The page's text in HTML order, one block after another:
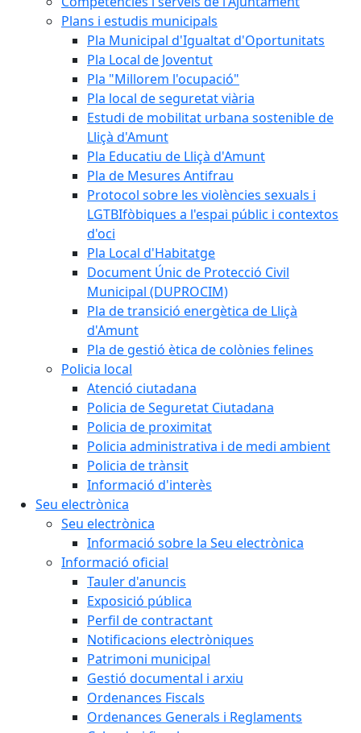
Plans i estudis municipals
Pla Municipal d'Igualtat d'Oportunitats
Pla Local de Joventut
Pla "Millorem l'ocupació"
Pla local de seguretat viària
Estudi de mobilitat urbana sostenible de
Lliçà d'Amunt
Pla Educatiu de Lliçà d'Amunt
Pla de Mesures Antifrau
Protocol sobre les violències sexuals i
LGTBIfòbiques a l'espai públic i contextos
d'oci
Pla Local d'Habitatge
Document Únic de Protecció Civil
Municipal (DUPROCIM)
Pla de transició energètica de Lliçà
d'Amunt
Pla de gestió ètica de colònies felines
Policia local
Atenció ciutadana
Policia de Seguretat Ciutadana
Policia de proximitat
Policia administrativa i de medi ambient
Policia de trànsit
Informació d'interès
Seu electrònica
Seu electrònica
Informació sobre la Seu electrònica
Informació oficial
Tauler d'anuncis
Exposició pública
Perfil de contractant
Notificacions electròniques
Patrimoni municipal
Gestió documental i arxiu
Ordenances Fiscals
Ordenances Generals i Reglaments